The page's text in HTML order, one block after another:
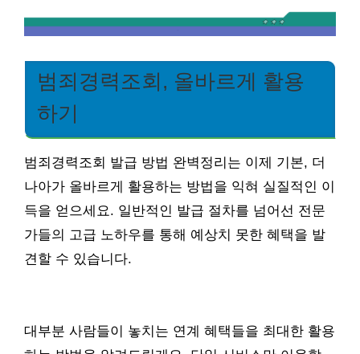
범죄경력조회, 올바르게 활용
하기
범죄경력조회 발급 방법 완벽정리는 이제 기본, 더
나아가 올바르게 활용하는 방법을 익혀 실질적인 이
득을 얻으세요. 일반적인 발급 절차를 넘어선 전문
가들의 고급 노하우를 통해 예상치 못한 혜택을 발
견할 수 있습니다.
대부분 사람들이 놓치는 연계 혜택들을 최대한 활용